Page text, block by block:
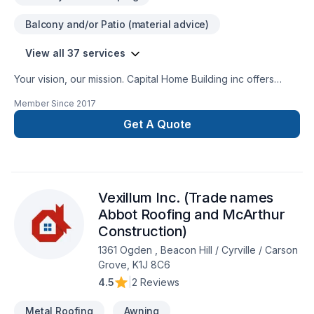
Balcony and/or Patio (material advice)
View all 37 services
Your vision, our mission. Capital Home Building inc offers
Flooring, Garage remodeling, General renovation, Home
adaptation, Home extension, House construction, Kitchen,
Metal roofing, Post-disaster, Roofing, Siding, Tiling services
Home Building inc, we’re driven by the belief that every client
deserves exceptional service and lasting results.
Member Since 2017
Get A Quote
Vexillum Inc. (Trade names
Abbot Roofing and McArthur
Construction)
1361 Ogden , Beacon Hill / Cyrville / Carson
Grove, K1J 8C6
4.5
2 Reviews
Metal Roofing Awning